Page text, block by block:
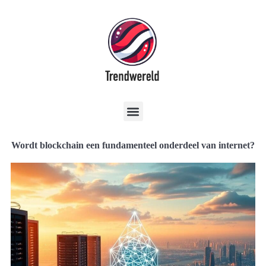
Wordt blockchain een fundamenteel onderdeel van internet?